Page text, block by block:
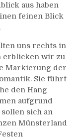
aus haben
feinen Blick
uns rechts in
erblicken wir zu
Markierung der
Sie führt
den Hang
aufgrund
sich an
Münsterland